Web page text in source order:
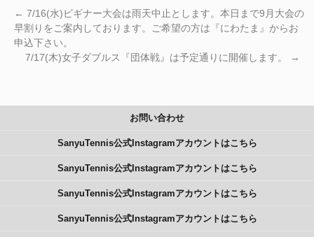
← 7/16(水)ビギナー大会は雨天中止とします。本日まで9月大会の
早割りをご案内しております。ご希望の方は『にわたま』からお
申込下さい。
7/17(木)女子ダブルス『団体戦』は予定通りに開催します。
→
お問い合わせ
SanyuTennis公式Instagramアカウントはこちら
SanyuTennis公式Instagramアカウントはこちら
SanyuTennis公式Instagramアカウントはこちら
SanyuTennis公式Instagramアカウントはこちら